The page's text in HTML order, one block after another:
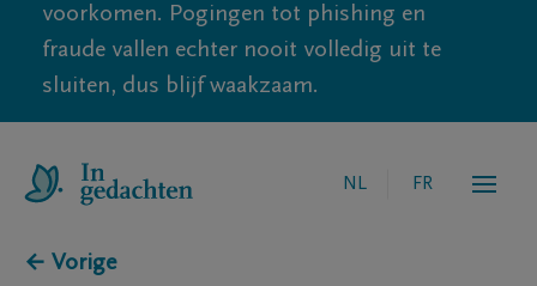
voorkomen. Pogingen tot phishing en
fraude vallen echter nooit volledig uit te
sluiten, dus blijf waakzaam.
NL FR
← Vorige